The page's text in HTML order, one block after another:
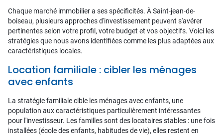
Chaque marché immobilier a ses spécificités. À Saint-jean-de-
boiseau, plusieurs approches d'investissement peuvent s'avérer
pertinentes selon votre profil, votre budget et vos objectifs. Voici les
stratégies que nous avons identifiées comme les plus adaptées aux
caractéristiques locales.
Location familiale : cibler les ménages
avec enfants
La stratégie familiale cible les ménages avec enfants, une
population aux caractéristiques particulièrement intéressantes
pour l'investisseur. Les familles sont des locataires stables : une fois
installées (école des enfants, habitudes de vie), elles restent en